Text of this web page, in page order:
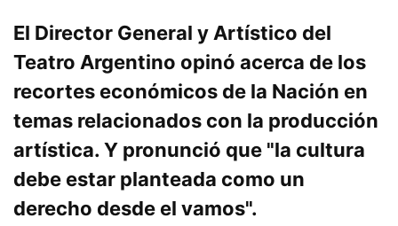
El Director General y Artístico del
Teatro Argentino opinó acerca de los
recortes económicos de la Nación en
temas relacionados con la producción
artística. Y pronunció que "la cultura
debe estar planteada como un
derecho desde el vamos".